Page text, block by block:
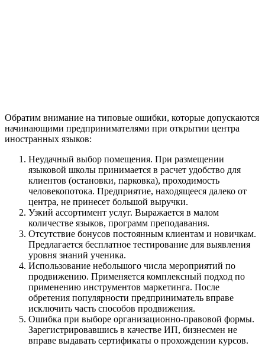
Обратим внимание на типовые ошибки, которые допускаются
начинающими предпринимателями при открытии центра
иностранных языков:
Неудачный выбор помещения. При размещении
языковой школы принимается в расчет удобство для
клиентов (остановки, парковка), проходимость
человекопотока. Предприятие, находящееся далеко от
центра, не принесет большой выручки.
Узкий ассортимент услуг. Выражается в малом
количестве языков, программ преподавания.
Отсутствие бонусов постоянным клиентам и новичкам.
Предлагается бесплатное тестирование для выявления
уровня знаний ученика.
Использование небольшого числа мероприятий по
продвижению. Применяется комплексный подход по
применению инструментов маркетинга. После
обретения популярности предприниматель вправе
исключить часть способов продвижения.
Ошибка при выборе организационно-правовой формы.
Зарегистрировавшись в качестве ИП, бизнесмен не
вправе выдавать сертификаты о прохождении курсов.